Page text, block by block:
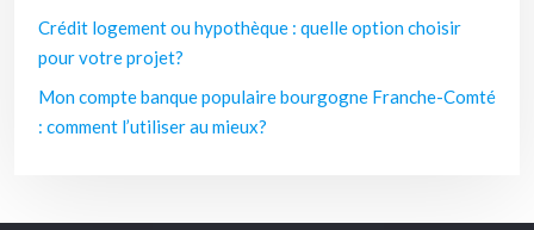
Crédit logement ou hypothèque : quelle option choisir
pour votre projet?
Mon compte banque populaire bourgogne Franche-Comté
: comment l’utiliser au mieux?